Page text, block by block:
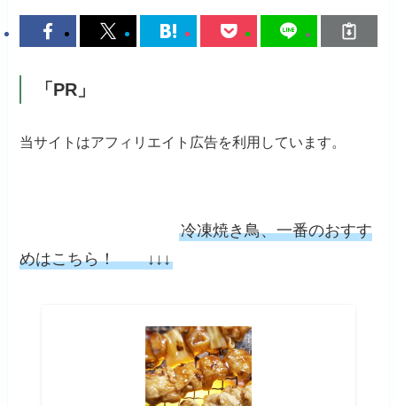
「PR」
当サイトはアフィリエイト広告を利用しています。
冷凍焼き鳥、一番のおすす
めはこちら！ ↓↓↓